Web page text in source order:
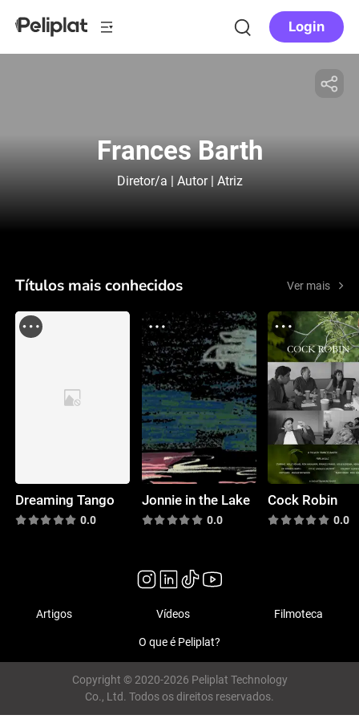
Login
Frances Barth
Diretor/a | Autor | Atriz
Títulos mais conhecidos Ver mais
Dreaming Tango
0.0
Jonnie in the Lake
0.0
Cock Robin
0.0
Artigos Vídeos Filmoteca
O que é Peliplat?
Copyright © 2020-2026 Peliplat Technology
Co., Ltd. Todos os direitos reservados.